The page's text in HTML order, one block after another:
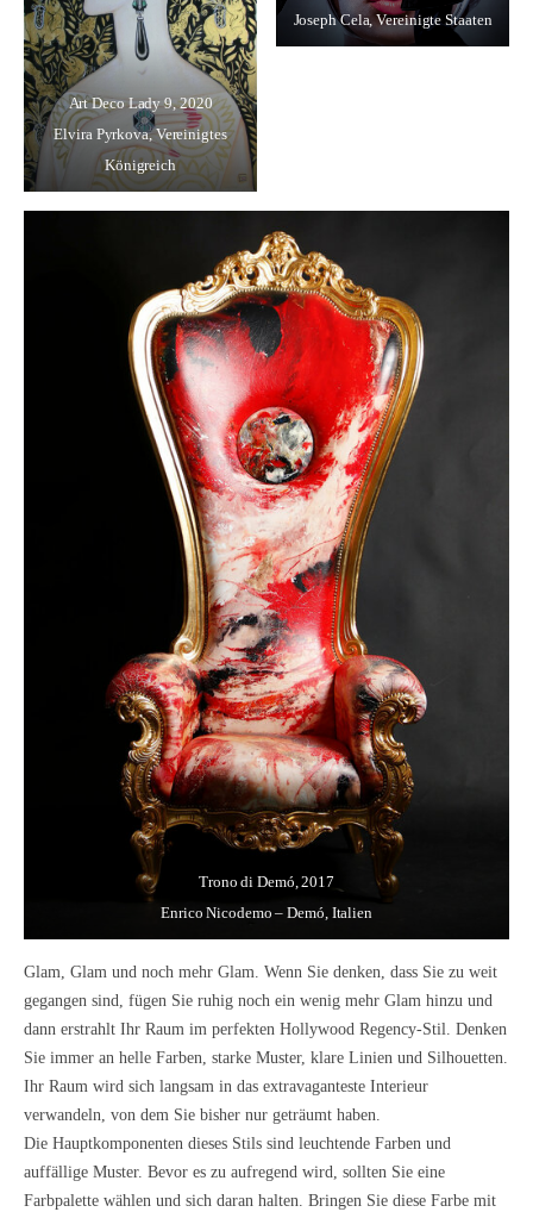
Art Deco Lady 9, 2020
Elvira Pyrkova, Vereinigtes
Königreich
Joseph Cela, Vereinigte Staaten
Trono di Demó, 2017
Enrico Nicodemo – Demó, Italien
Glam, Glam und noch mehr Glam. Wenn Sie denken, dass Sie zu weit
gegangen sind, fügen Sie ruhig noch ein wenig mehr Glam hinzu und
dann erstrahlt Ihr Raum im perfekten Hollywood Regency-Stil. Denken
Sie immer an helle Farben, starke Muster, klare Linien und Silhouetten.
Ihr Raum wird sich langsam in das extravaganteste Interieur
verwandeln, von dem Sie bisher nur geträumt haben.
Die Hauptkomponenten dieses Stils sind leuchtende Farben und
auffällige Muster. Bevor es zu aufregend wird, sollten Sie eine
Farbpalette wählen und sich daran halten. Bringen Sie diese Farbe mit